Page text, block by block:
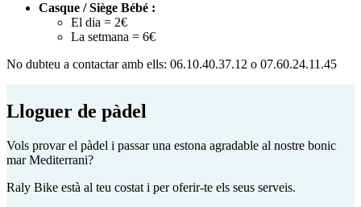
Casque / Siège Bébé :
El dia = 2€
La setmana = 6€
No dubteu a contactar amb ells: 06.10.40.37.12 o 07.60.24.11.45
Lloguer de pàdel
Vols provar el pàdel i passar una estona agradable al nostre bonic
mar Mediterrani?
Raly Bike està al teu costat i per oferir-te els seus serveis.